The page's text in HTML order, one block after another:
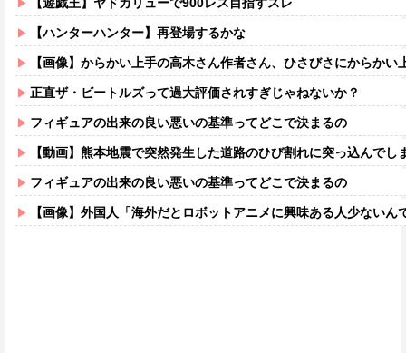
【ハンターハンター】再登場するかな
【画像】からかい上手の高木さん作者さん、ひさびさにからかい上手の高木
正直ザ・ビートルズって過大評価されすぎじゃねないか？
フィギュアの出来の良い悪いの基準ってどこで決まるの
【動画】熊本地震で突然発生した道路のひび割れに突っ込んでし
フィギュアの出来の良い悪いの基準ってどこで決まるの
【画像】外国人「海外だとロボットアニメに興味ある人少ないん